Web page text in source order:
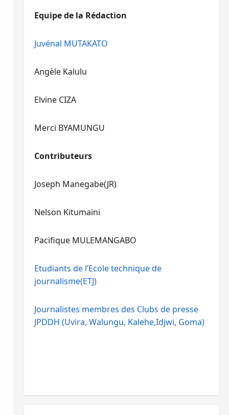
Equipe de la Rédaction
Juvénal MUTAKATO
Angèle Kalulu
Elvine CIZA
Merci BYAMUNGU
Contributeurs
Joseph Manegabe(JR)
Nelson Kitumaini
Pacifique MULEMANGABO
Etudiants de l’Ecole technique de
journalisme(ETJ)
Journalistes membres des Clubs de presse
JPDDH (Uvira, Walungu, Kalehe,Idjwi, Goma)